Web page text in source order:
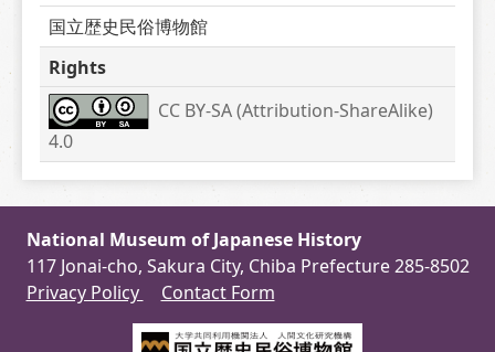
国立歴史民俗博物館
Rights
CC BY-SA (Attribution-ShareAlike)
4.0
National Museum of Japanese History
117 Jonai-cho, Sakura City, Chiba Prefecture 285-8502
Privacy Policy
Contact Form